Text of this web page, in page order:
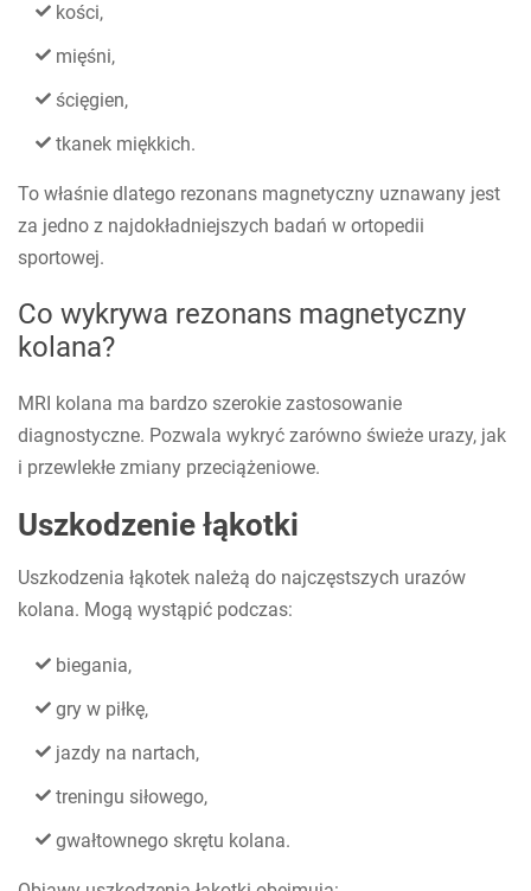
kości,
mięśni,
ścięgien,
tkanek miękkich.
To właśnie dlatego rezonans magnetyczny uznawany jest
za jedno z najdokładniejszych badań w ortopedii
sportowej.
Co wykrywa rezonans magnetyczny
kolana?
MRI kolana ma bardzo szerokie zastosowanie
diagnostyczne. Pozwala wykryć zarówno świeże urazy, jak
i przewlekłe zmiany przeciążeniowe.
Uszkodzenie łąkotki
Uszkodzenia łąkotek należą do najczęstszych urazów
kolana. Mogą wystąpić podczas:
biegania,
gry w piłkę,
jazdy na nartach,
treningu siłowego,
gwałtownego skrętu kolana.